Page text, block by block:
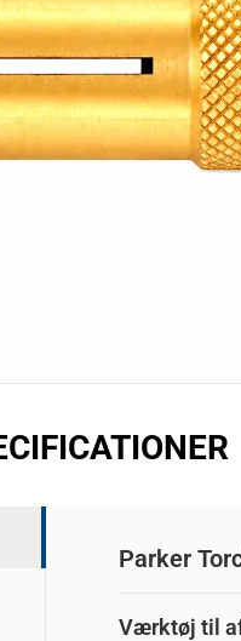
Parker
Værktøj til